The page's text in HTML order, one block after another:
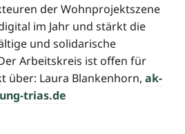
der Wohnprojektszene
im Jahr und stärkt die
und solidarische
Arbeitskreis ist offen für
über: Laura Blankenhorn, ak-
trias.de